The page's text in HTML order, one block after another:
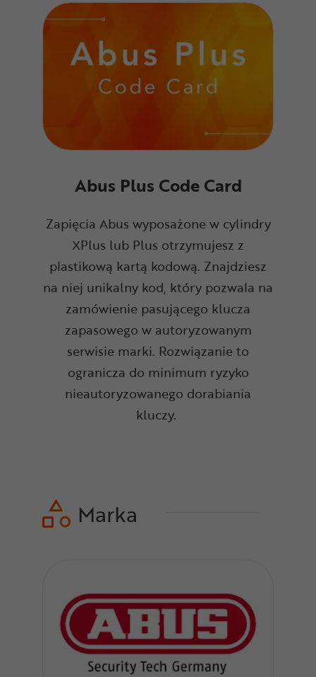
Abus Plus Code Card
Zapięcia Abus wyposażone w cylindry
XPlus lub Plus otrzymujesz z
plastikową kartą kodową. Znajdziesz
na niej unikalny kod, który pozwala na
zamówienie pasującego klucza
zapasowego w autoryzowanym
serwisie marki. Rozwiązanie to
ogranicza do minimum ryzyko
nieautoryzowanego dorabiania
kluczy.
Marka